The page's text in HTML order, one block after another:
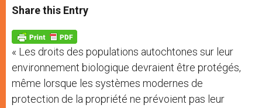
t
s
p
p
s
e
g
e
r
e
b
o
k
Share this Entry
« Les droits des populations autochtones sur leur
environnement biologique devraient être protégés,
même lorsque les systèmes modernes de
protection de la propriété ne prévoient pas leur